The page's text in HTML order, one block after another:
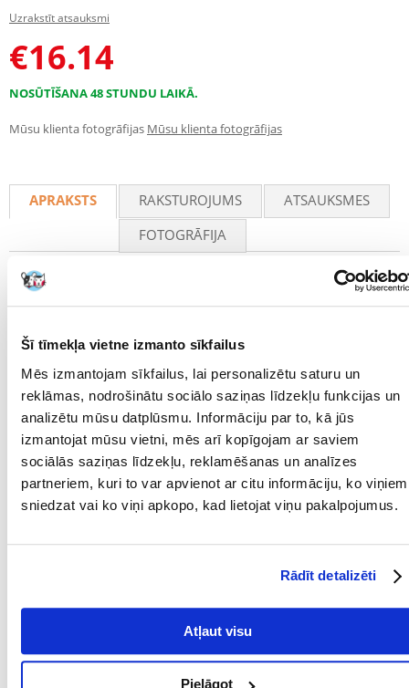
Šī tīmekļa vietne izmanto sīkfailus
Mēs izmantojam sīkfailus, lai personalizētu saturu un
reklāmas, nodrošinātu sociālo saziņas līdzekļu funkcijas un
analizētu mūsu datplūsmu. Informāciju par to, kā jūs
izmantojat mūsu vietni, mēs arī kopīgojam ar saviem
sociālās saziņas līdzekļu, reklamēšanas un analīzes
partneriem, kuri to var apvienot ar citu informāciju, ko viņiem
sniedzat vai ko viņi apkopo, kad lietojat viņu pakalpojumus.
Rādīt detalizēti
Atļaut visu
Pielāgot
Uzrakstīt atsauksmi
€16.14
NOSŪTĪŠANA 48 STUNDU LAIKĀ.
Mūsu klienta fotogrāfijas Mūsu klienta fotogrāfijas
APRAKSTS RAKSTUROJUMS
ATSAUKSMES
FOTOGRĀFIJA
Aerācijas sūknis akvārijiem palielina ūdens plūsmu, lai nodrošinātu
skābekļa padevi. TETRA APS sūknim ir raksturīga klusa darbība,
pateicoties īpaši konstruētām kamerām un gumijas kājām, kas novērš
Sūknim ir ļoti spēcīga diafragma, kas garantē vienmērīgu veiktspējas
Ideāli piemērots akvārijiem no 10-60 lMaksimālā
ūdens plūsma 50 l/hMaksimālā jauda
2 W
Parametri
JAUDA (W): 2
PRODUCENT: TETRA
Kādi ir produktu vērtēšanas noteikumi?
var dot tai vērtējumu. Ar zvaigznītēm norādītais vērtējums ir
vidējais no visiem vērtējumiem. Pēc atsauksmju apstrādes mēs